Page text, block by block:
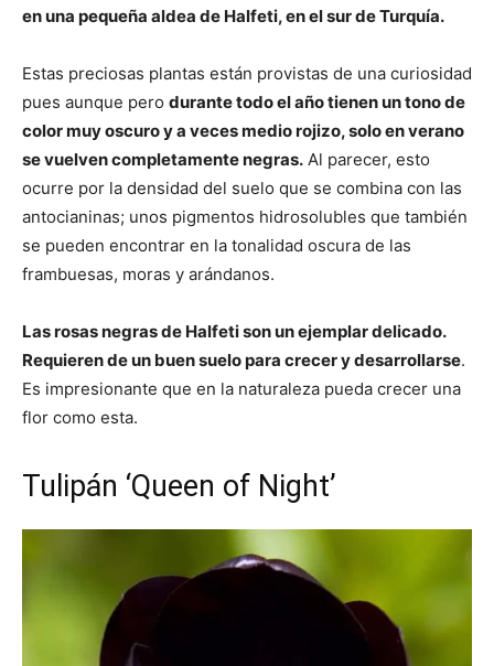
en una pequeña aldea de Halfeti, en el sur de Turquía.
Estas preciosas plantas están provistas de una curiosidad
pues aunque pero durante todo el año tienen un tono de
color muy oscuro y a veces medio rojizo, solo en verano
se vuelven completamente negras. Al parecer, esto
ocurre por la densidad del suelo que se combina con las
antocianinas; unos pigmentos hidrosolubles que también
se pueden encontrar en la tonalidad oscura de las
frambuesas, moras y arándanos.
Las rosas negras de Halfeti son un ejemplar delicado.
Requieren de un buen suelo para crecer y desarrollarse.
Es impresionante que en la naturaleza pueda crecer una
flor como esta.
Tulipán ‘Queen of Night’